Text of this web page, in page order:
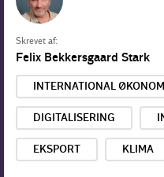
Skrevet af:
Felix Bekkersgaard Stark
INTERNATIONAL
DIGITALISERING
EKSPORT KLIMA